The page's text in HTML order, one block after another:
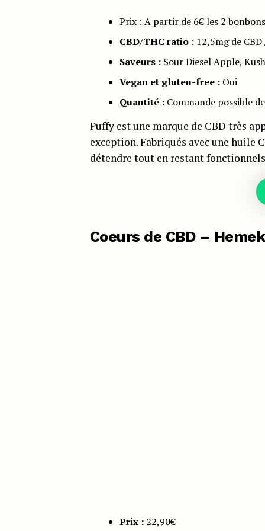
Prix : A partir de 6€ les 2 bonbons
CBD/THC ratio : 12,5mg de
Saveurs : Sour Diesel Apple,
Vegan et gluten-free : Oui
Quantité : Commande possible
Puffy est une marque de CBD très
exception. Fabriqués avec une huile
détendre tout en restant
Coeurs de CBD –
Prix : 22,90€